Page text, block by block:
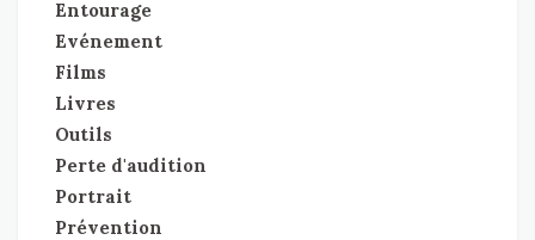
Entourage
Evénement
Films
Livres
Outils
Perte d'audition
Portrait
Prévention